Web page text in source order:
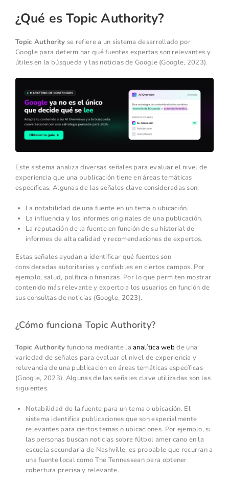
¿Qué es Topic Authority?
Topic Authority se refiere a un sistema desarrollado por
Google para determinar qué fuentes expertas son relevantes y
útiles en la búsqueda y las noticias de Google (Google, 2023).
Este sistema analiza diversas señales para evaluar el nivel de
experiencia que una publicación tiene en áreas temáticas
específicas. Algunas de las señales clave consideradas son:
La notabilidad de una fuente en un tema o ubicación.
La influencia y los informes originales de una publicación.
La reputación de la fuente en función de su historial de
informes de alta calidad y recomendaciones de expertos.
Estas señales ayudan a identificar qué fuentes son
consideradas autoritarias y confiables en ciertos campos. Por
ejemplo, salud, política o finanzas. Por lo que permiten mostrar
contenido más relevante y experto a los usuarios en función de
sus consultas de noticias (Google, 2023).
¿Cómo funciona Topic Authority?
Topic Authority funciona mediante laanalítica web de una
variedad de señales para evaluar el nivel de experiencia y
relevancia de una publicación en áreas temáticas específicas
(Google, 2023). Algunas de las señales clave utilizadas son las
siguientes.
Notabilidad de la fuente para un tema o ubicación. El
sistema identifica publicaciones que son especialmente
relevantes para ciertos temas o ubicaciones. Por ejemplo, si
las personas buscan noticias sobre fútbol americano en la
escuela secundaria de Nashville, es probable que recurran a
una fuente local como The Tennessean para obtener
cobertura precisa y relevante.